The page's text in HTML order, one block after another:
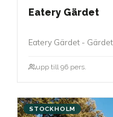
Eatery Gärdet
Eatery Gärdet -
upp till 96 pers.
STOCKHOLM